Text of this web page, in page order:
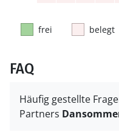
frei belegt
FAQ
Häufig gestellte
Partners